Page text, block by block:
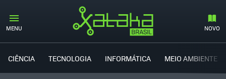
MENU NOVO
CIÊNCIA TECNOLOGIA INFORMÁTICA MEIO AMBIENTE